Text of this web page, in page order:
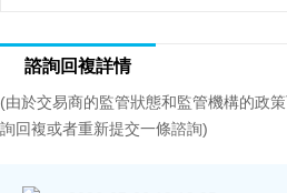
諮詢回複詳情
(由於交易商的監管狀態和監管機構的政
詢回複或者重新提交一條諮詢)